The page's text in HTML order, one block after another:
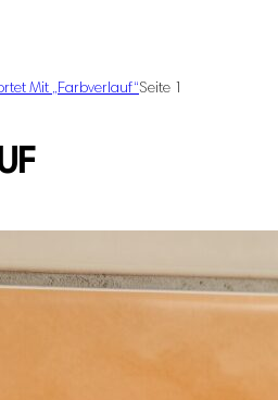
Mit „farbverlauf“Seite 1